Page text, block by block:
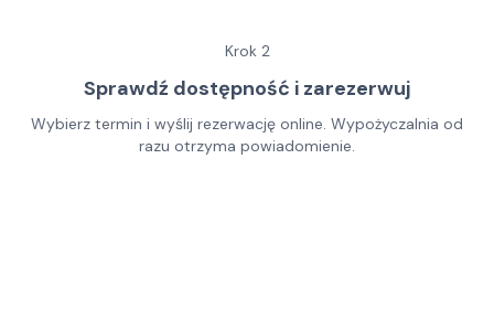
Krok 2
Sprawdź dostępność i zarezerwuj
Wybierz termin i wyślij rezerwację online. Wypożyczalnia od
razu otrzyma powiadomienie.